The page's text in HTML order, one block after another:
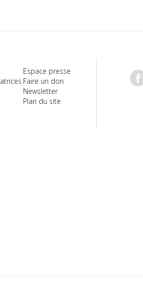
Espace presse
Faire un don
Newsletter
Plan du site